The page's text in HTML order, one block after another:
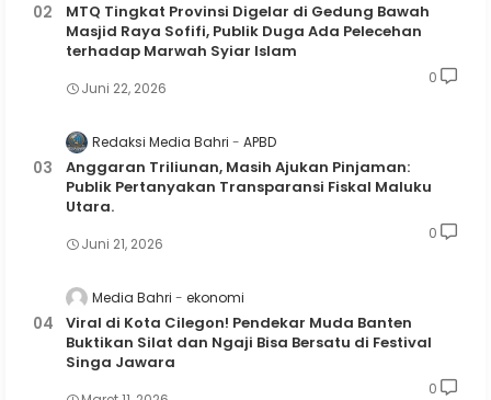
MTQ Tingkat Provinsi Digelar di Gedung Bawah
Masjid Raya Sofifi, Publik Duga Ada Pelecehan
terhadap Marwah Syiar Islam
Juni 22, 2026
0
Redaksi Media Bahri APBD
Anggaran Triliunan, Masih Ajukan Pinjaman:
Publik Pertanyakan Transparansi Fiskal Maluku
Utara.
Juni 21, 2026
0
Media Bahri ekonomi
Viral di Kota Cilegon! Pendekar Muda Banten
Buktikan Silat dan Ngaji Bisa Bersatu di Festival
Singa Jawara
0